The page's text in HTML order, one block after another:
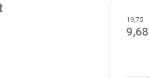
19,75
9,68